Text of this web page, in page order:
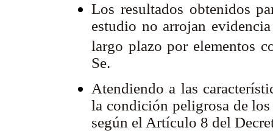
Los resultados obtenidos
estudio no arrojan
largo plazo por elementos
Se.
Atendiendo a las
la condición peligrosa de
según el Artículo 8 del